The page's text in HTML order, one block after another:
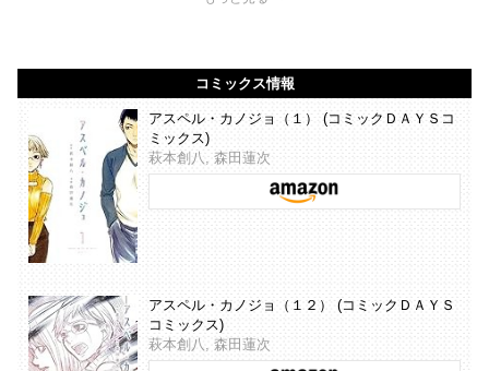
コミックス情報
アスペル・カノジョ（１） (コミックＤＡＹＳコ
ミックス)
萩本創八, 森田蓮次
アスペル・カノジョ（１２） (コミックＤＡＹＳ
コミックス)
萩本創八, 森田蓮次